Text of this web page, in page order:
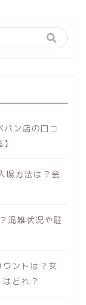
ン店の口コ
場方法は？会
混雑状況や駐
ントは？女
どれ？